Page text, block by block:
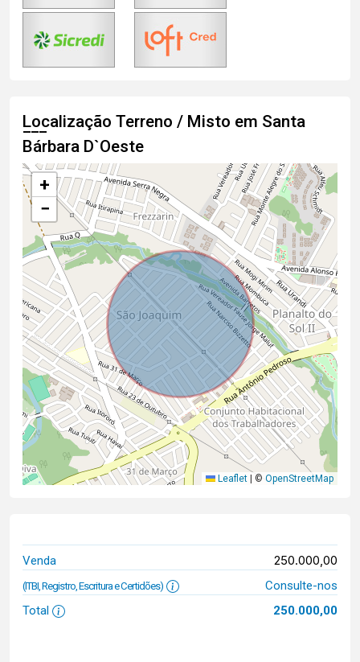
Localização Terreno / Misto em Santa
Bárbara D`Oeste
+
−
Leaflet | © OpenStreetMap
Venda 250.000,00
(ITBI, Registro, Escritura e Certidões)
Consulte-nos
Total
250.000,00